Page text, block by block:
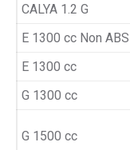
CALYA 1.2 G
E 1300 cc Non ABS
E 1300 cc
G 1300 cc
G 1500 cc